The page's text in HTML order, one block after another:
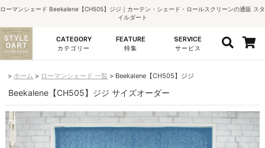
ローマンシェード Beekalene【CH505】ジジ｜カーテン・シェード・ロールスクリーンの通販 スタ
イルダート
CATEGORY
カテゴリー
FEATURE
特集
SERVICE
サービス
ホーム ローマンシェード 一覧 Beekalene【CH505】ジジ
Beekalene【CH505】ジジ サイズオーダー